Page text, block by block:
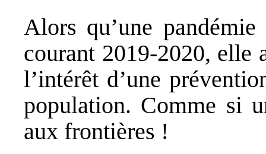
Alors qu’une
courant 2019-2020, elle
l’intérêt d’une
population. Comme si
aux frontières !